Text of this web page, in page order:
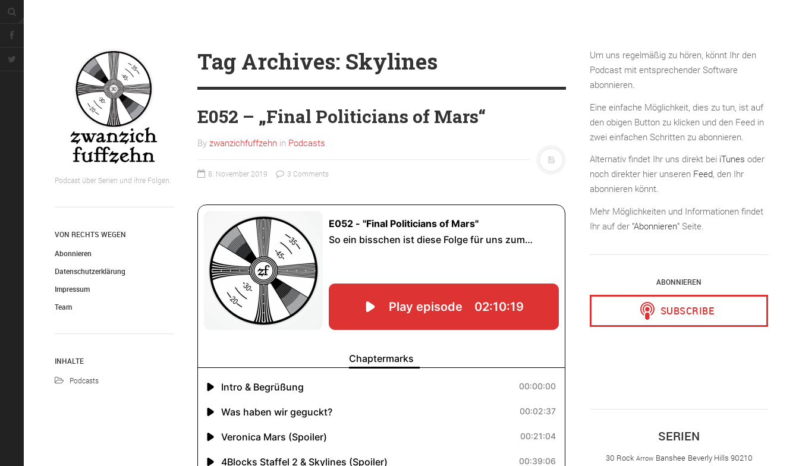
Podcast über Serien und ihre Folgen.
VON RECHTS WEGEN
Abonnieren
Datenschutzerklärung
Impressum
Team
INHALTE
Podcasts
Tag Archives: Skylines
E052 – „Final Politicians of Mars“
By zwanzichfuffzehn in Podcasts
8. November 2019 3 Comments
Um uns regelmäßig zu hören, könnt Ihr den
Podcast mit entsprechender Software
abonnieren.
Eine einfache Möglichkeit, dies zu tun, ist auf
den obigen Button zu klicken und den Feed in
zwei einfachen Schritten zu abonnieren.
Alternativ findet Ihr uns direkt bei iTunes oder
noch direkter hier unseren Feed, den Ihr
abonnieren könnt.
Mehr Möglichkeiten und Informationen findet
Ihr auf der "Abonnieren" Seite.
ABONNIEREN
SERIEN
30 Rock Arrow Banshee Beverly Hills 90210